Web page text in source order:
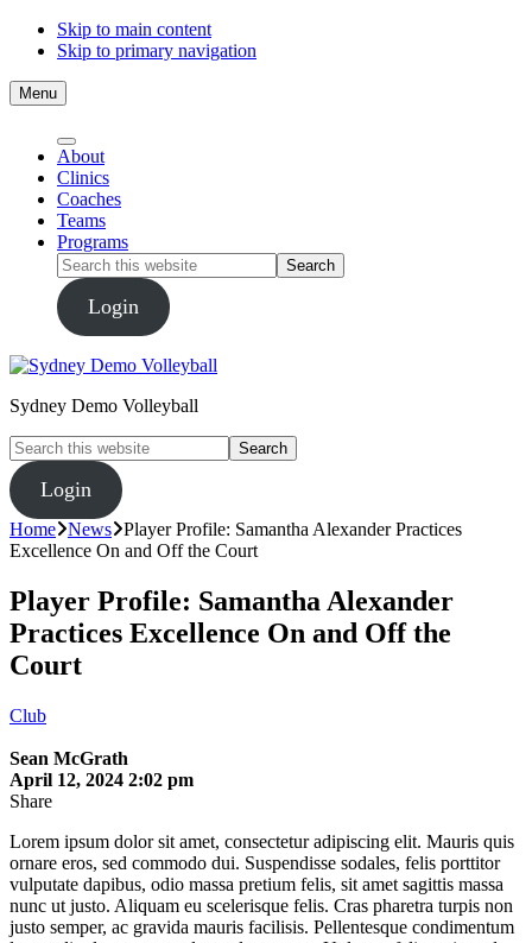
Skip to main content
Skip to primary navigation
Menu
About
Clinics
Coaches
Teams
Programs
Search
this
websiteLogin
Sydney Demo Volleyball
Search
this
websiteLogin
Home News Player Profile: Samantha Alexander Practices
Excellence On and Off the Court
Player Profile: Samantha Alexander
Practices Excellence On and Off the
Court
Club
Sean McGrath
April 12, 2024 2:02 pm
Share
Lorem ipsum dolor sit amet, consectetur adipiscing elit. Mauris quis
ornare eros, sed commodo dui. Suspendisse sodales, felis porttitor
vulputate dapibus, odio massa pretium felis, sit amet sagittis massa
nunc ut justo. Aliquam eu scelerisque felis. Cras pharetra turpis non
justo semper, ac gravida mauris facilisis. Pellentesque condimentum